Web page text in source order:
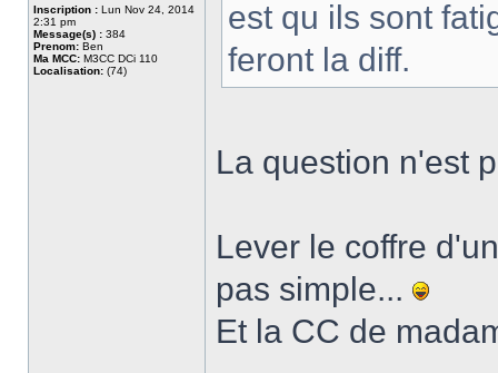
Inscription : Lun Nov 24, 2014
2:31 pm
Message(s) : 384
Prenom: Ben
Ma MCC: M3CC DCi 110
Localisation: (74)
est qu ils sont
feront la diff.
La question n'est
Lever le coffre
pas simple...
Et la CC de